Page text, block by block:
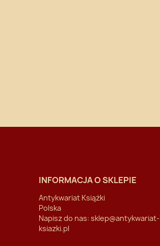
INFORMACJA O SKLEPIE
Antykwariat Książki
Polska
Napisz do nas: sklep@antykwariat-
ksiazki.pl